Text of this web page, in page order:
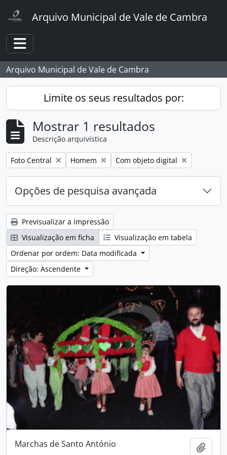
Arquivo Municipal de Vale de Cambra
Toggle navigation
Arquivo Municipal de Vale de Cambra
Limite os seus resultados por:
Mostrar 1 resultados
Descrição arquivística
Remover filtro:
Foto Central Remover filtro:
Homem Remover filtro:
Com objeto digital
Opções de pesquisa avançada
Previsualizar a impressão
Visualização em ficha
Visualização em tabela
Ordenar por ordem: Data modificada
Direção: Ascendente
Marchas de Santo António